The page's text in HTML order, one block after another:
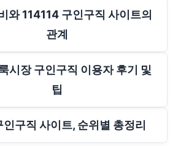
와 114114 구인구직 사이트의
관계
시장 구인구직 이용자 후기 및
팁
인구직 사이트, 순위별 총정리